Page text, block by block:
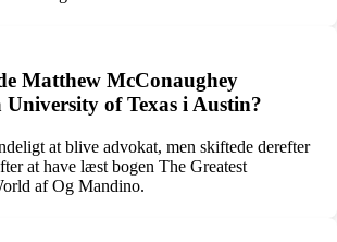
Matthew McConaughey
of Texas i Austin?
at blive advokat, men skiftede derefter
at have læst bogen The Greatest
af Og Mandino.